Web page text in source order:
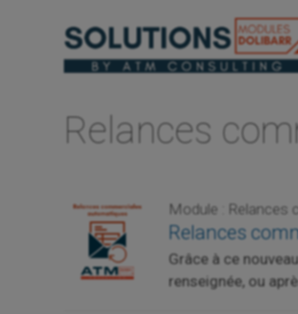
Relances
Module : Relances
Relances
Grâce à ce
renseignée, ou